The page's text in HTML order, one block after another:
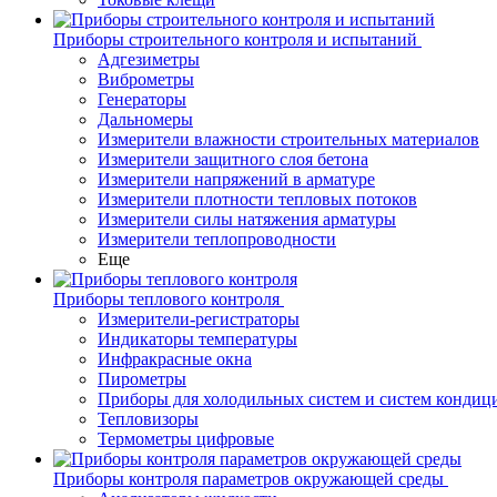
Приборы строительного контроля и испытаний
Адгезиметры
Виброметры
Генераторы
Дальномеры
Измерители влажности строительных материалов
Измерители защитного слоя бетона
Измерители напряжений в арматуре
Измерители плотности тепловых потоков
Измерители силы натяжения арматуры
Измерители теплопроводности
Еще
Приборы теплового контроля
Измерители-регистраторы
Индикаторы температуры
Инфракрасные окна
Пирометры
Приборы для холодильных систем и систем
Тепловизоры
Термометры цифровые
Приборы контроля параметров окружающей среды